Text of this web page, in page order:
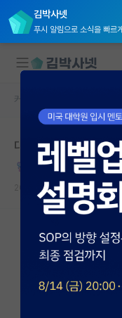
김박사넷
푸시 알림으로 소식을 빠르게
대학원생 모집
국내대학원 정보
연구실&오픈랩
커뮤니티
커뮤니티 홈
전체글보기
베스트 게시판
커뮤니티 홈
대학원 자퇴 2년 후
찌질한 알프레드 노벨
2024.07.02 5 17272